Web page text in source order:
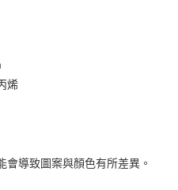
用戶可立即使用無須另外申請。
烯
導致圖案與顏色有所差異。